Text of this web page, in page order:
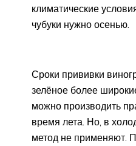
климатические
чубуки нужно осенью.
Сроки прививки
зелёное более
можно производить
время лета. Но, в
метод не применяют.